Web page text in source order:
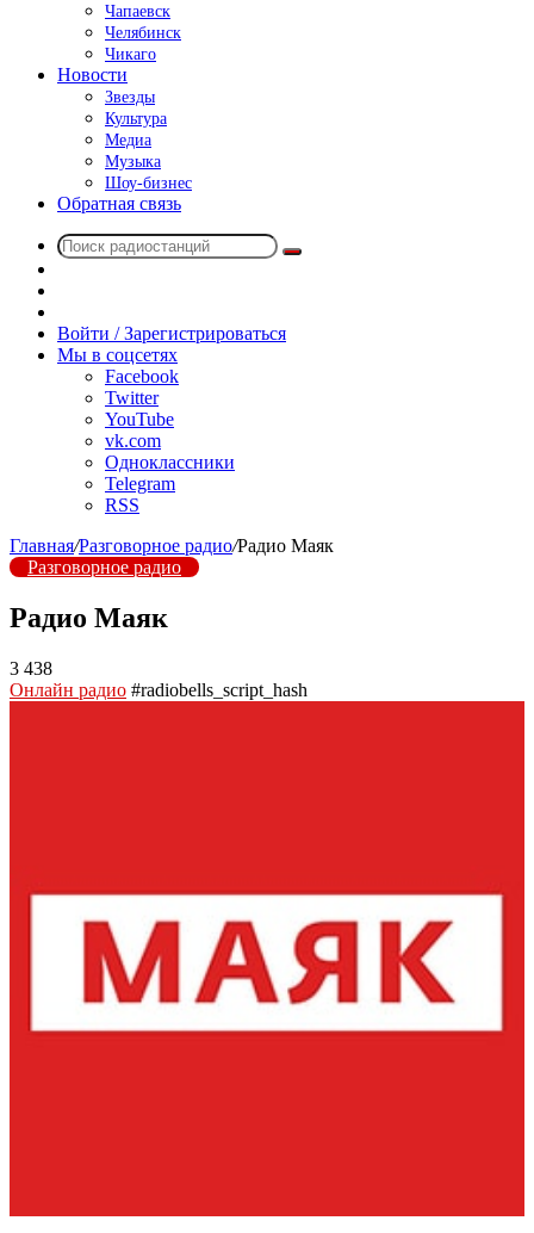
Чапаевск
Челябинск
Чикаго
Новости
Звезды
Культура
Медиа
Музыка
Шоу-бизнес
Обратная связь
Поиск
радио
Войти / Зарегистрироваться
Мы в соцсетях
Facebook
Twitter
YouTube
vk.com
Одноклассники
Telegram
RSS
Главная/Разговорное радио/Радио Маяк
Разговорное радио
Радио Маяк
3 438
Онлайн радио #radiobells_script_hash